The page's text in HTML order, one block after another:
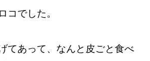
コでした。
てあって、なんと皮ごと食べ